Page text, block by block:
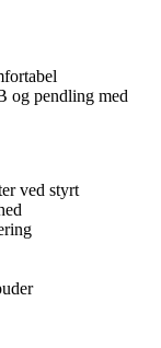
og pendling med
ved styrt